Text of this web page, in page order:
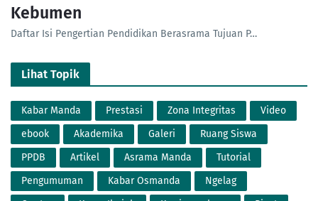
Kebumen
Daftar Isi Pengertian Pendidikan Berasrama Tujuan P…
Lihat Topik
Kabar Manda Prestasi Zona Integritas
Video
ebook
Akademika Galeri
Ruang Siswa
PPDB
Artikel Asrama Manda
Tutorial
Pengumuman
Kabar Osmanda
Ngelag